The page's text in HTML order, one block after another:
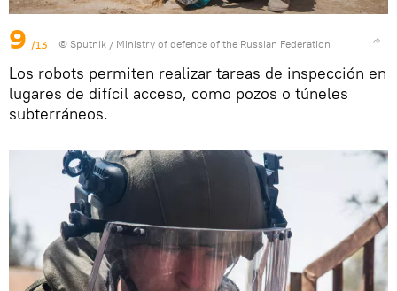
9 /13 © Sputnik / Ministry of defence of the Russian Federation
Los robots permiten realizar tareas de inspección en
lugares de difícil acceso, como pozos o túneles
subterráneos.